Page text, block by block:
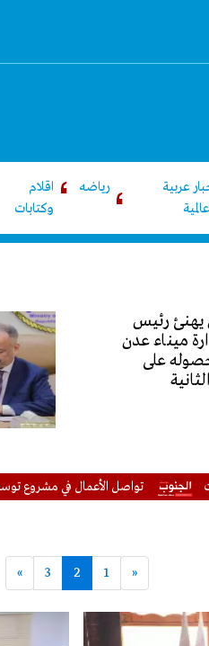
عربية
رياضه
اقلام
وكتابات
يهنئ رئيس
ميناء عدن
على
تواصل الأعمال في مشروع توسعة وتأهيل
«
1
2
3
»